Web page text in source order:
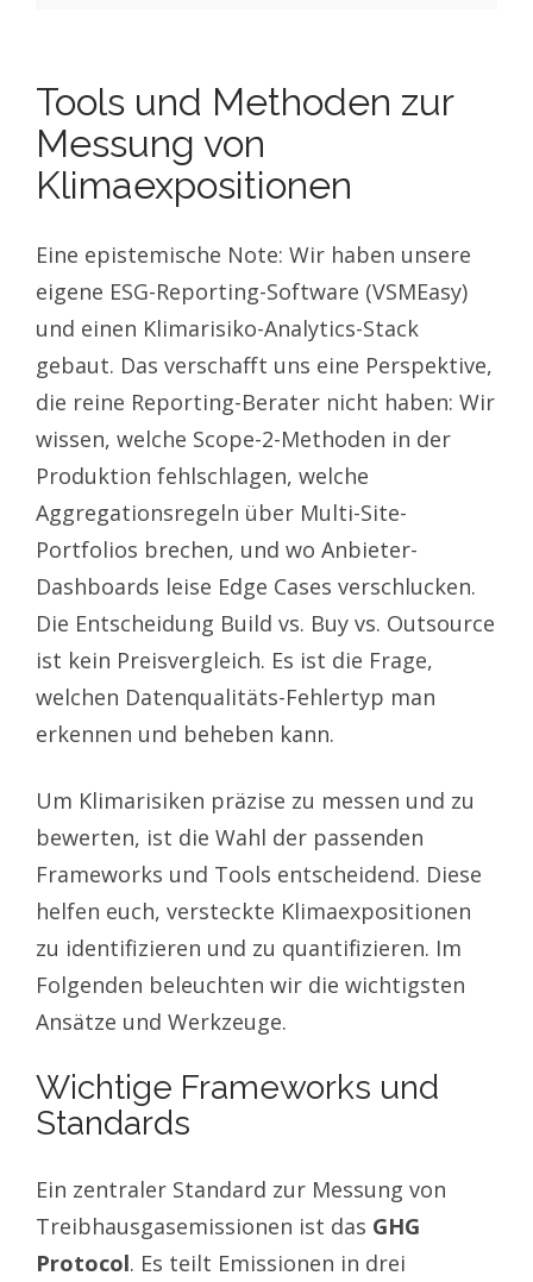
Tools und Methoden zur
Messung von
Klimaexpositionen
Eine epistemische Note: Wir haben unsere
eigene ESG-Reporting-Software (VSMEasy)
und einen Klimarisiko-Analytics-Stack
gebaut. Das verschafft uns eine Perspektive,
die reine Reporting-Berater nicht haben: Wir
wissen, welche Scope-2-Methoden in der
Produktion fehlschlagen, welche
Aggregationsregeln über Multi-Site-
Portfolios brechen, und wo Anbieter-
Dashboards leise Edge Cases verschlucken.
Die Entscheidung Build vs. Buy vs. Outsource
ist kein Preisvergleich. Es ist die Frage,
welchen Datenqualitäts-Fehlertyp man
erkennen und beheben kann.
Um Klimarisiken präzise zu messen und zu
bewerten, ist die Wahl der passenden
Frameworks und Tools entscheidend. Diese
helfen euch, versteckte Klimaexpositionen
zu identifizieren und zu quantifizieren. Im
Folgenden beleuchten wir die wichtigsten
Ansätze und Werkzeuge.
Wichtige Frameworks und
Standards
Ein zentraler Standard zur Messung von
Treibhausgasemissionen ist das GHG
Protocol. Es teilt Emissionen in drei